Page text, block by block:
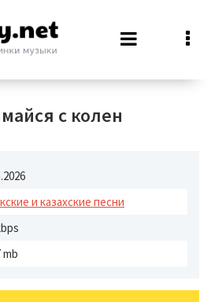
с колен
и казахские песни
mb